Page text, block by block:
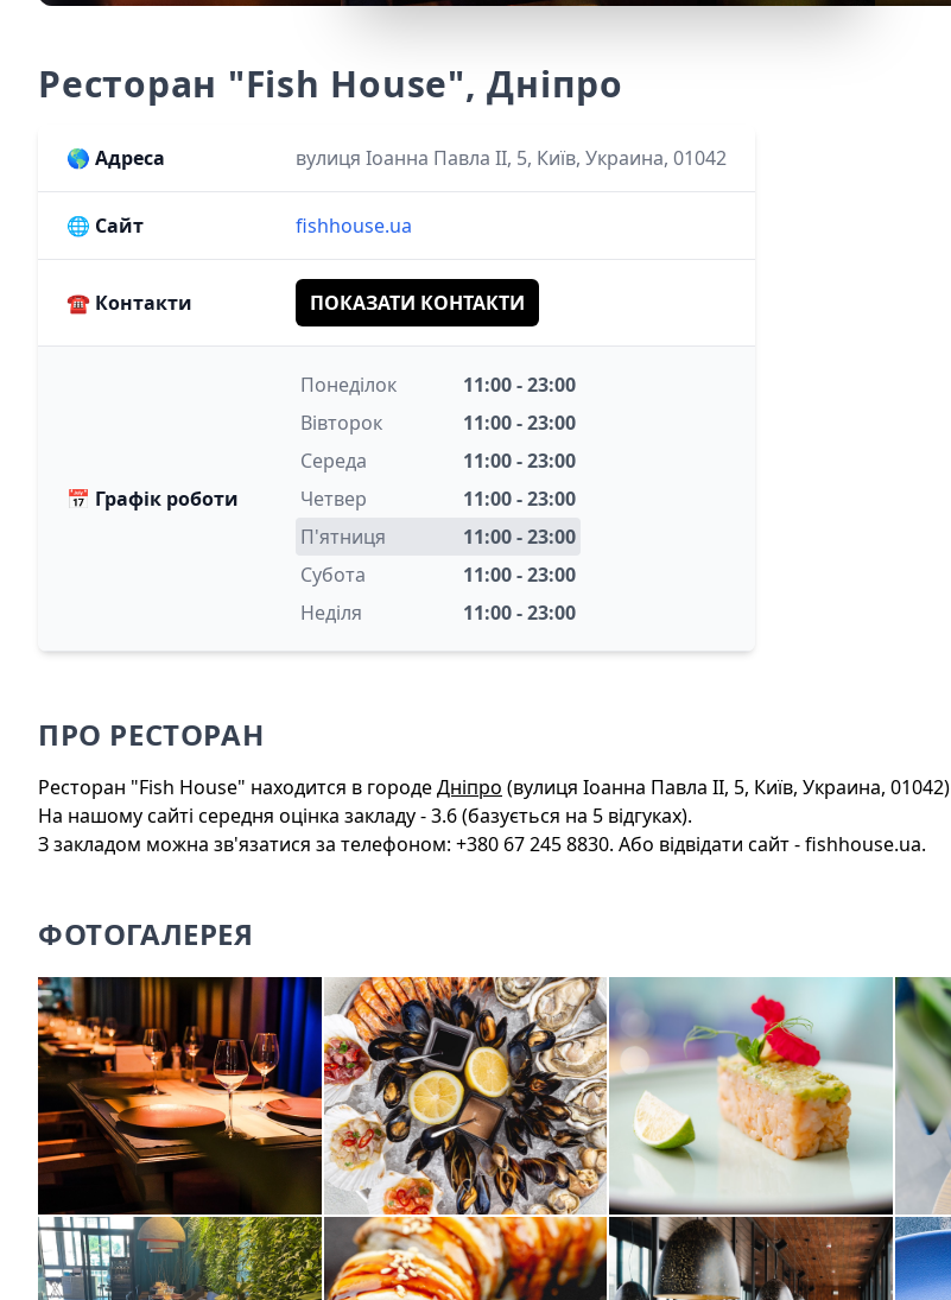
Ресторан "Fish House", Дніпро
🌎 Адреса вулиця Іоанна Павла II, 5, Київ, Украина, 01042
🌐 Сайт fishhouse.ua
☎️ Контакти ПОКАЗАТИ КОНТАКТИ
📅 Графік роботи
Понеділок
11:00 - 23:00
Вівторок
11:00 - 23:00
Середа
11:00 - 23:00
Четвер
11:00 - 23:00
П'ятниця
11:00 - 23:00
Субота
11:00 - 23:00
Неділя
11:00 - 23:00
ПРО РЕСТОРАН
Ресторан "Fish House" находится в городеДніпро (вулиця Іоанна Павла II, 5, Київ, Украина, 01042)
На нашому сайті середня оцінка закладу - 3.6 (базується на 5 відгуках).
З закладом можна зв'язатися за телефоном: +380 67 245 8830. Або відвідати сайт - fishhouse.ua.
ФОТОГАЛЕРЕЯ